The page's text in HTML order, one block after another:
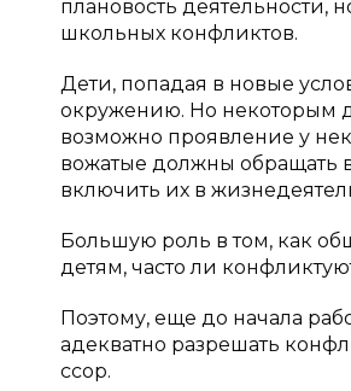
плановость деятельности,
школьных конфликтов.
Дети, попадая в новые
окружению. Но некоторым
возможно проявление у
вожатые должны обращать
включить их в
Большую роль в том, как
детям, часто ли
Поэтому, еще до начала
адекватно разрешать
ссор.